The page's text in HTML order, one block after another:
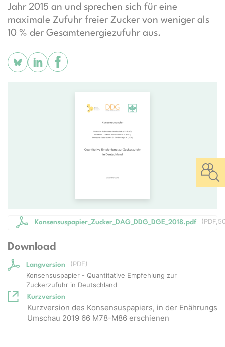
Jahr 2015 an und sprechen sich für eine
maximale Zufuhr freier Zucker von weniger als
10 % der Gesamtenergiezufuhr aus.
Konsensuspapier_Zucker_DAG_DDG_DGE_2018.pdf (PDF
Download
Langversion (PDF)
Konsensuspapier - Quantitative Empfehlung zur
Zuckerzufuhr in Deutschland
Kurzversion
Kurzversion des Konsensuspapiers, in der Enährungs
Umschau 2019 66 M78-M86 erschienen